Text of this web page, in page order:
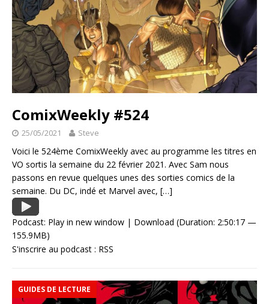
ComixWeekly #524
25/05/2021 Steve
Voici le 524ème ComixWeekly avec au programme les titres en
VO sortis la semaine du 22 février 2021. Avec Sam nous
passons en revue quelques unes des sorties comics de la
semaine. Du DC, indé et Marvel avec, […]
Podcast: Play in new window | Download (Duration: 2:50:17 —
155.9MB)
S'inscrire au podcast : RSS
GUIDES DE LECTURE